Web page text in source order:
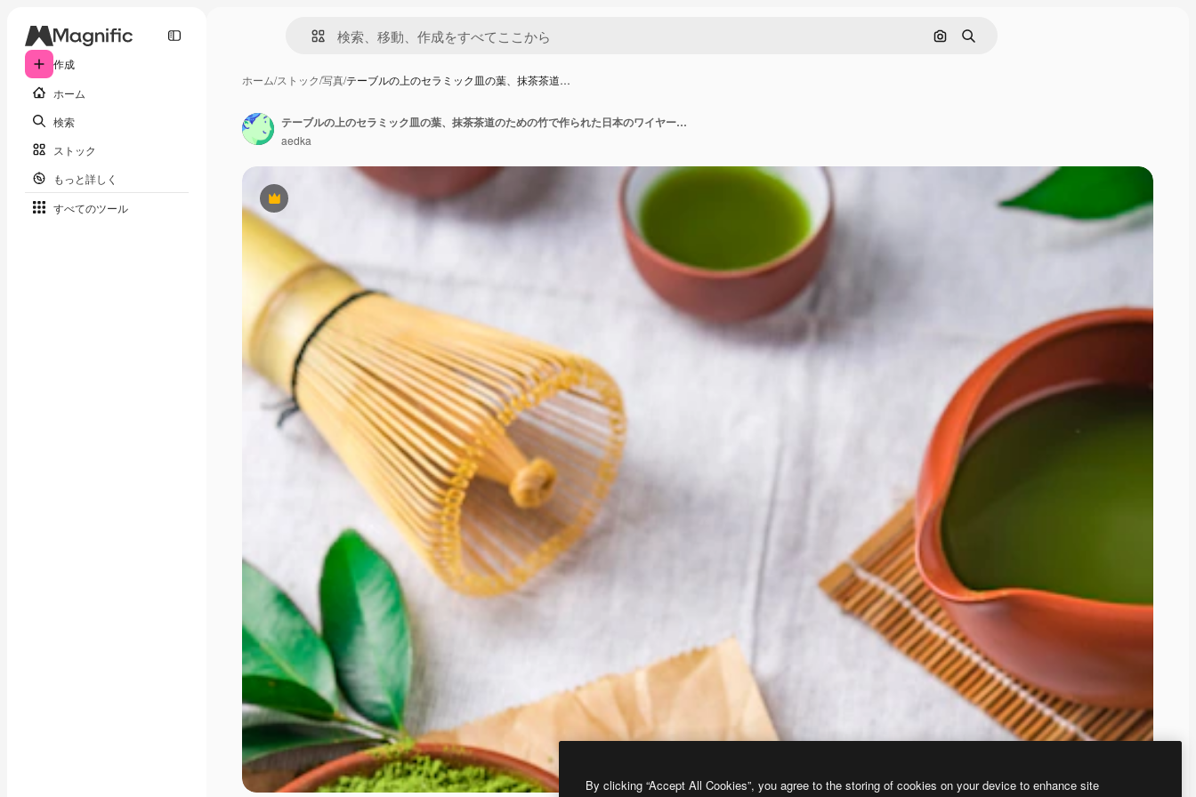
作成
ホーム
検索
ストック
もっと詳しく
すべてのツール
画像で検索
検索
ホーム/ストック/写真/テーブルの上のセラミック皿の葉、抹茶茶道…
Premium
テーブルの上のセラミック皿の葉、抹茶茶道のための竹で作られた日本のワイヤー泡立て器と緑茶粉末
aedka
By clicking “Accept All Cookies”, you agree to the storing of cookies on your device to enhance site